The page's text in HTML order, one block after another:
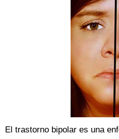
El trastorno bipolar es una